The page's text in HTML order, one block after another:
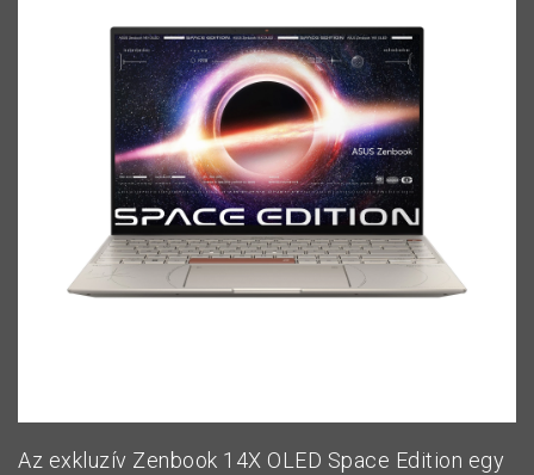
Az exkluzív Zenbook 14X OLED Space Edition egy